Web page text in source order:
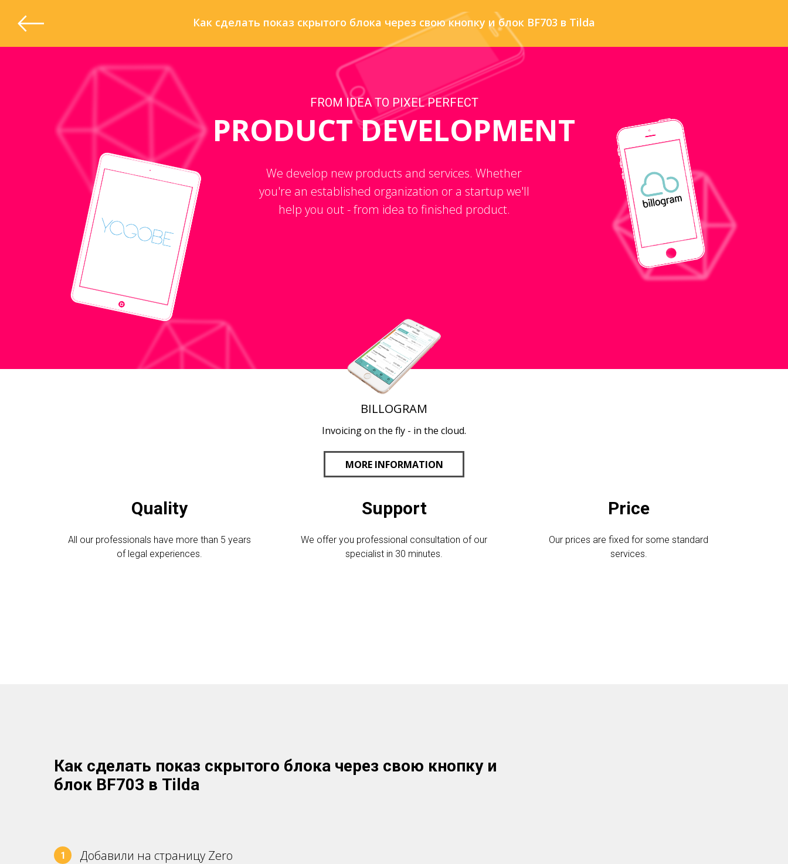
Как сделать показ скрытого блока через свою кнопку и блок BF703 в Tilda
FROM IDEA TO PIXEL PERFECT
PRODUCT DEVELOPMENT
We develop new products and services. Whether
you're an established organization or a startup we'll
help you out - from idea to finished product.
BILLOGRAM
Invoicing on the fly - in the cloud.
MORE INFORMATION
Quality
All our professionals have more than 5 years
of legal experiences.
Support
We offer you professional consultation of our
specialist in 30 minutes.
Price
Our prices are fixed for some standard
services.
Как сделать показ скрытого блока через свою кнопку и
блок BF703 в Tilda
1 Добавили на страницу Zero